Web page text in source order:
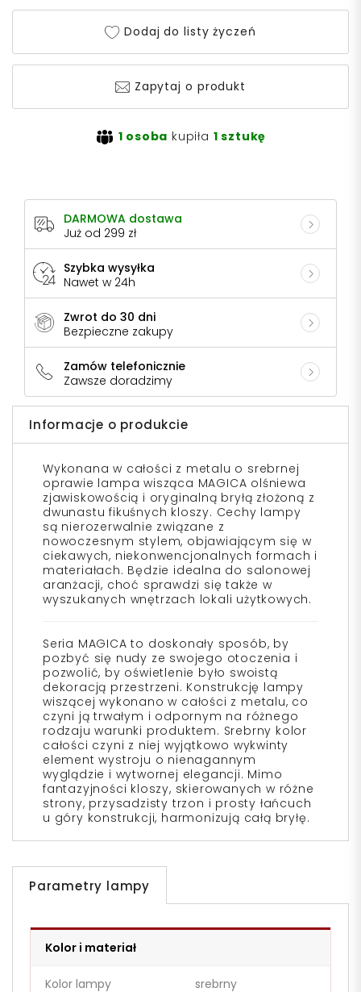
Dodaj do listy życzeń
Zapytaj o produkt
1 osoba kupiła 1 sztukę
DARMOWA dostawa
Już od 299 zł
Szybka wysyłka
Nawet w 24h
Zwrot do 30 dni
Bezpieczne zakupy
Zamów telefonicznie
Zawsze doradzimy
Informacje o produkcie
Wykonana w całości z metalu o srebrnej
oprawie lampa wisząca MAGICA olśniewa
zjawiskowością i oryginalną bryłą złożoną z
dwunastu fikuśnych kloszy. Cechy lampy
są nierozerwalnie związane z
nowoczesnym stylem, objawiającym się w
ciekawych, niekonwencjonalnych formach i
materiałach. Będzie idealna do salonowej
aranżacji, choć sprawdzi się także w
wyszukanych wnętrzach lokali użytkowych.
Seria MAGICA to doskonały sposób, by
pozbyć się nudy ze swojego otoczenia i
pozwolić, by oświetlenie było swoistą
dekoracją przestrzeni. Konstrukcję lampy
wiszącej wykonano w całości z metalu, co
czyni ją trwałym i odpornym na różnego
rodzaju warunki produktem. Srebrny kolor
całości czyni z niej wyjątkowo wykwinty
element wystroju o nienagannym
wyglądzie i wytwornej elegancji. Mimo
fantazyjności kloszy, skierowanych w różne
strony, przysadzisty trzon i prosty łańcuch
u góry konstrukcji, harmonizują całą bryłę.
Parametry lampy
Kolor i materiał
Kolor lampy srebrny